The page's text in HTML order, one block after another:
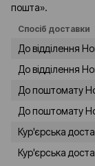
пошта».
Спосіб доставки
До відділення
До відділення
До поштомату
До поштомату
Кур'єрська
Кур'єрська